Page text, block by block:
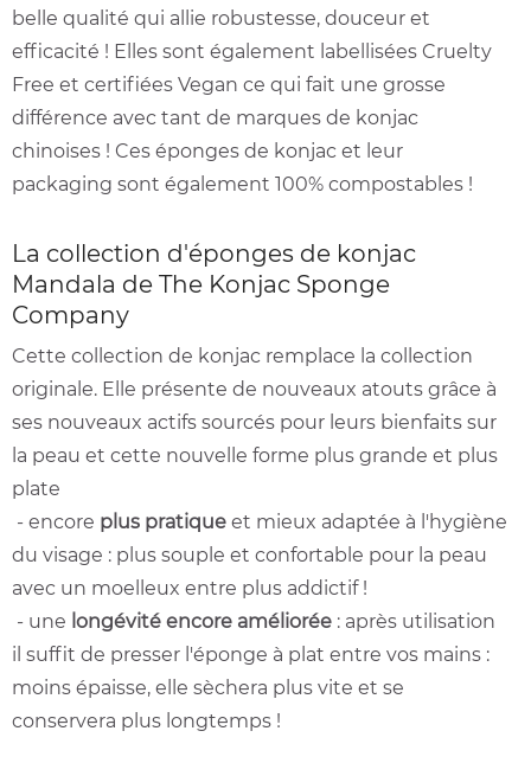
belle qualité qui allie robustesse, douceur et
efficacité ! Elles sont également labellisées Cruelty
Free et certifiées Vegan ce qui fait une grosse
différence avec tant de marques de konjac
chinoises ! Ces éponges de konjac et leur
packaging sont également 100% compostables !
La collection d'éponges de konjac
Mandala de The Konjac Sponge
Company
Cette collection de konjac remplace la collection
originale. Elle présente de nouveaux atouts grâce à
ses nouveaux actifs sourcés pour leurs bienfaits sur
la peau et cette nouvelle forme plus grande et plus
plate
- encore plus pratique et mieux adaptée à l'hygiène
du visage : plus souple et confortable pour la peau
avec un moelleux entre plus addictif !
- une longévité encore améliorée : après utilisation
il suffit de presser l'éponge à plat entre vos mains :
moins épaisse, elle sèchera plus vite et se
conservera plus longtemps !